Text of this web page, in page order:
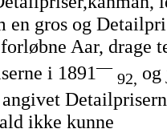
en gros og
Aar, drage
i 1891—
92, og
ikke kunne